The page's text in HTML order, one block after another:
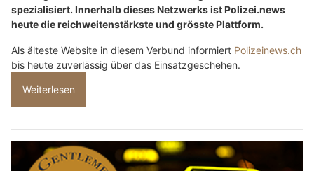
spezialisiert. Innerhalb dieses Netzwerks ist Polizei.news
heute die reichweitenstärkste und grösste Plattform.
Als älteste Website in diesem Verbund informiert Polizeinews.ch
bis heute zuverlässig über das Einsatzgeschehen.
Weiterlesen